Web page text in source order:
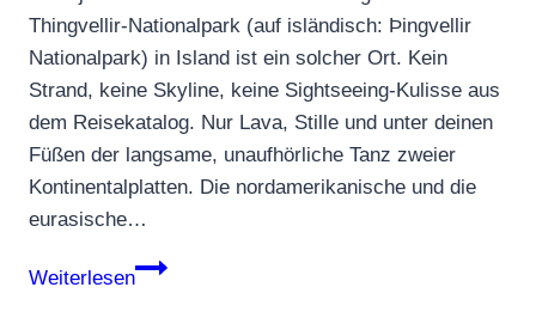
Thingvellir-Nationalpark (auf isländisch: Þingvellir
Nationalpark) in Island ist ein solcher Ort. Kein
Strand, keine Skyline, keine Sightseeing-Kulisse aus
dem Reisekatalog. Nur Lava, Stille und unter deinen
Füßen der langsame, unaufhörliche Tanz zweier
Kontinentalplatten. Die nordamerikanische und die
eurasische…
Weiterlesen
Thingvellir-